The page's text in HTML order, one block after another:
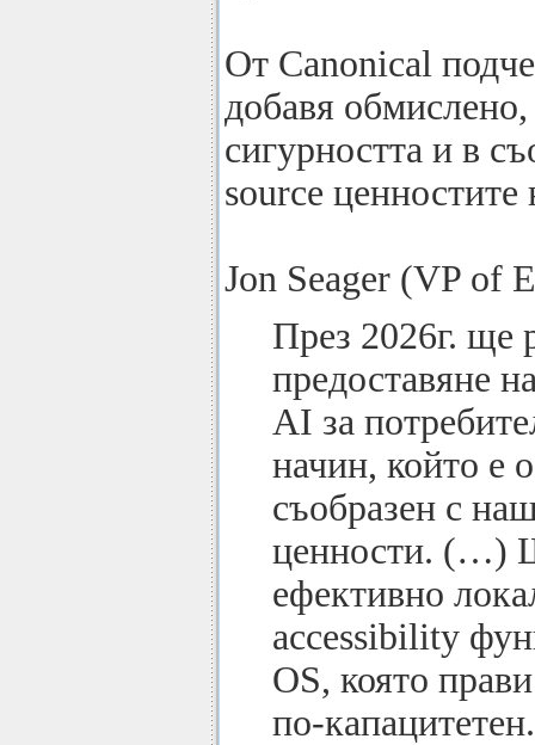
От Canonical
добавя
сигурността и в
source
Jon Seager (VP of
През 2026г. ще
предоставяне
AI за
начин, който е
съобразен с
ценности. (…)
ефективно
accessibility
OS, която
по-капацитетен.